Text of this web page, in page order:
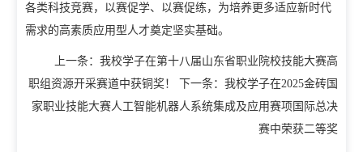
各类科技竞赛，以赛促学、以赛促练，为培养更多适应新时代
需求的高素质应用型人才奠定坚实基础。
上一条： 我校学子在第十八届山东省职业院校技能大赛高
职组资源开采赛道中获铜奖！
下一条： 我校学子在2025金砖国
家职业技能大赛人工智能机器人系统集成及应用赛项国际总决
赛中荣获二等奖